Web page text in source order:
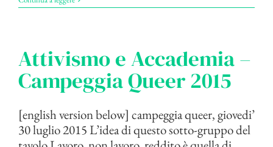
Attivismo e Accademia –
Campeggia Queer 2015
[english version below] campeggia queer, giovedi’
30 luglio 2015 L’idea di questo sotto-gruppo del